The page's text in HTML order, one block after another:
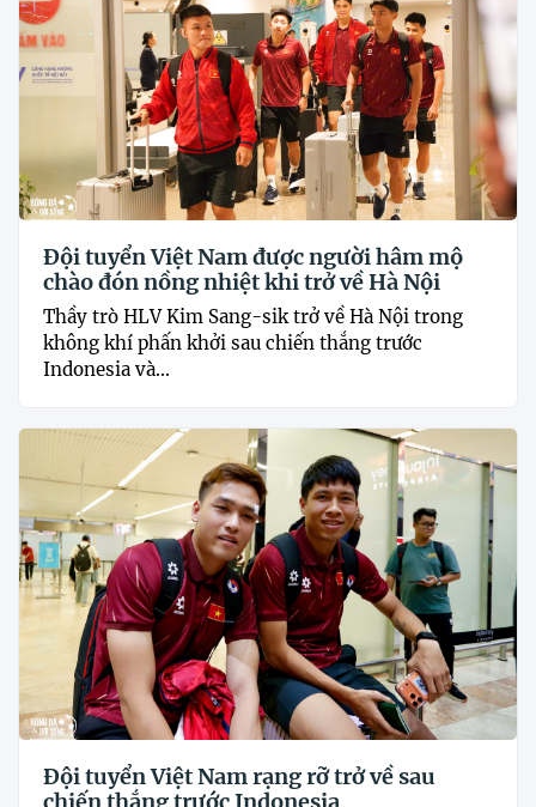
Đội tuyển Việt Nam được người hâm mộ
chào đón nồng nhiệt khi trở về Hà Nội
Thầy trò HLV Kim Sang-sik trở về Hà Nội trong
không khí phấn khởi sau chiến thắng trước
Indonesia và...
Đội tuyển Việt Nam rạng rỡ trở về sau